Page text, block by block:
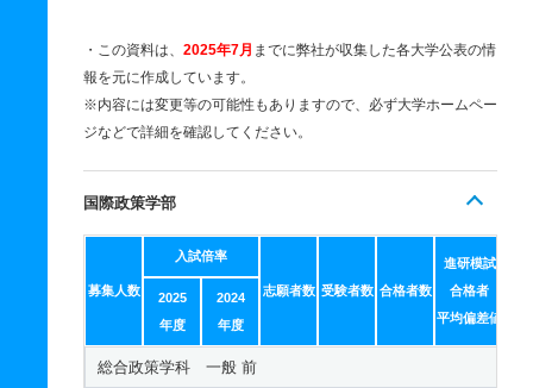
・この資料は、 2025年7月 までに弊社が収集した各大学公表の情
報を元に作成しています。
※内容には変更等の可能性もありますので、必ず大学ホームペー
ジなどで詳細を確認してください。
国際政策学部
募集人数
入試倍率
志願者数 受験者数 合格者数
進研模試
合格者
平均偏差値
2025
年度
2024
年度
総合政策学科 一般 前